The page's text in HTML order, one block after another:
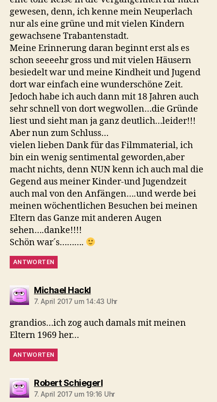
gewesen, denn, ich kenne mein Neuperlach
nur als eine grüne und mit vielen Kindern
gewachsene Trabantenstadt.
Meine Erinnerung daran beginnt erst als es
schon seeeehr gross und mit vielen Häusern
besiedelt war und meine Kindheit und Jugend
dort war einfach eine wunderschöne Zeit.
Jedoch habe ich auch dann mit 18 Jahren auch
sehr schnell von dort wegwollen…die Gründe
liest und sieht man ja ganz deutlich…leider!!!
Aber nun zum Schluss…
vielen lieben Dank für das Filmmaterial, ich
bin ein wenig sentimental geworden,aber
macht nichts, denn NUN kenn ich auch mal die
Gegend aus meiner Kinder-und Jugendzeit
auch mal von den Anfängen….und werde bei
meinen wöchentlichen Besuchen bei meinen
Eltern das Ganze mit anderen Augen
sehen….danke!!!!
Schön war´s……….
ANTWORTEN
Michael Hacklsagt:
7. April 2017 um 14:43 Uhr
grandios…ich zog auch damals mit meinen
Eltern 1969 her…
ANTWORTEN
Robert Schiegerlsagt:
7. April 2017 um 19:16 Uhr